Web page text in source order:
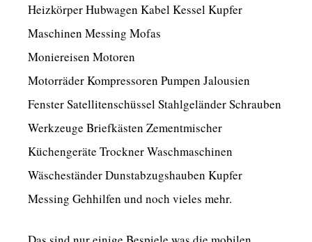
Heizkörper Hubwagen Kabel Kessel Kupfer
Maschinen Messing Mofas
Moniereisen Motoren
Motorräder Kompressoren Pumpen Jalousien
Fenster Satellitenschüssel Stahlgeländer Schrauben
Werkzeuge Briefkästen Zementmischer
Küchengeräte Trockner Waschmaschinen
Wäscheständer Dunstabzugshauben Kupfer
Messing Gehhilfen und noch vieles mehr.